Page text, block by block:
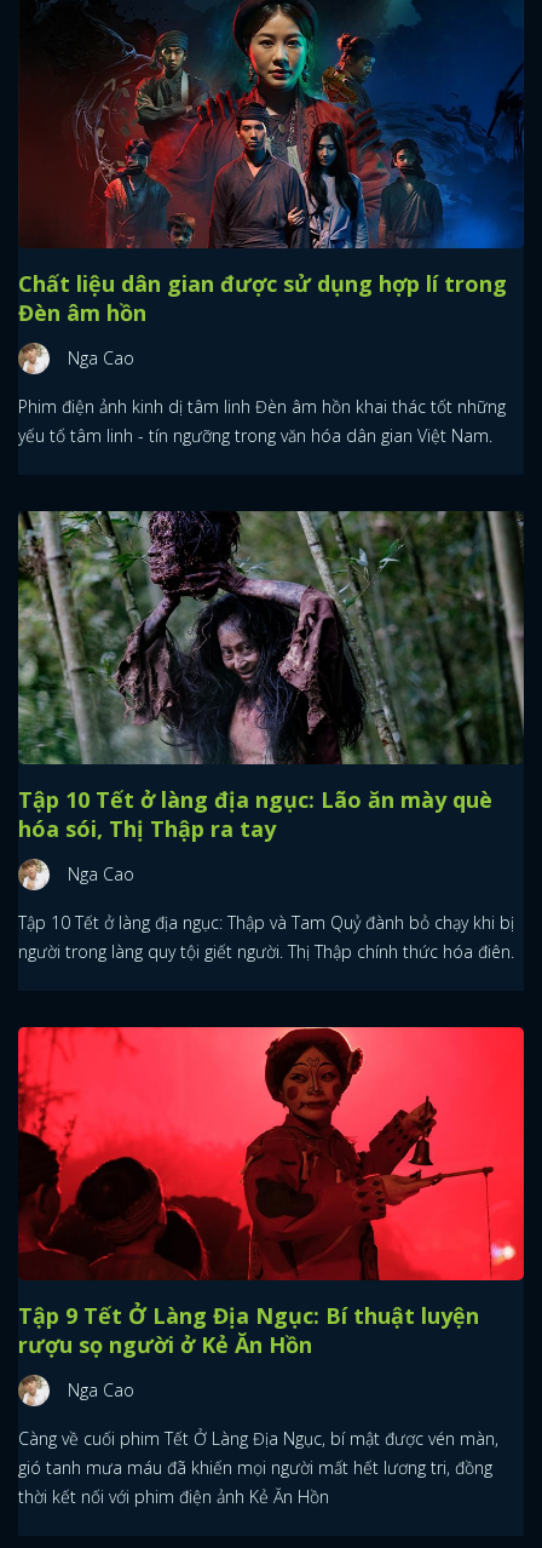
Chất liệu dân gian được sử dụng hợp lí trong
Đèn âm hồn
Nga Cao
Phim điện ảnh kinh dị tâm linh Đèn âm hồn khai thác tốt những
yếu tố tâm linh - tín ngưỡng trong văn hóa dân gian Việt Nam.
Tập 10 Tết ở làng địa ngục: Lão ăn mày què
hóa sói, Thị Thập ra tay
Nga Cao
Tập 10 Tết ở làng địa ngục: Thập và Tam Quỷ đành bỏ chạy khi bị
người trong làng quy tội giết người. Thị Thập chính thức hóa điên.
Tập 9 Tết Ở Làng Địa Ngục: Bí thuật luyện
rượu sọ người ở Kẻ Ăn Hồn
Nga Cao
Càng về cuối phim Tết Ở Làng Địa Ngục, bí mật được vén màn,
gió tanh mưa máu đã khiến mọi người mất hết lương tri, đồng
thời kết nối với phim điện ảnh Kẻ Ăn Hồn